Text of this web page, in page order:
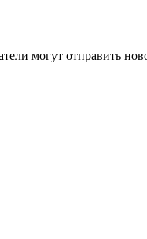
могут отправить